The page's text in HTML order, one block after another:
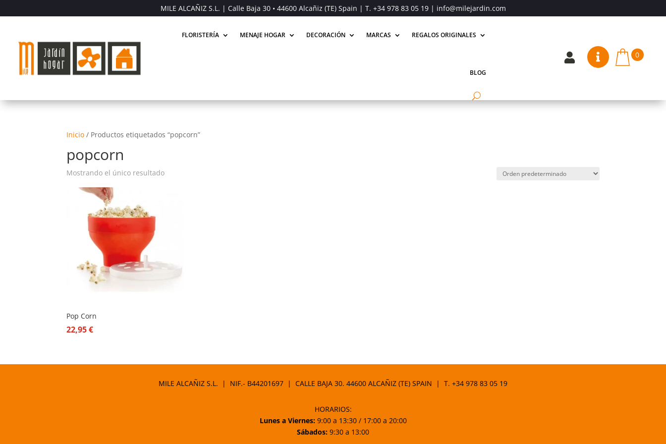
MILE ALCAÑIZ S.L. | Calle Baja 30 • 44600 Alcañiz (TE) Spain | T. +34 978 83 05 19| info@milejardin.com
FLORISTERÍA MENAJE HOGAR DECORACIÓN MARCAS REGALOS ORIGINALES
BLOG
  0
Inicio / Productos etiquetados “popcorn”
popcorn
Mostrando el único resultado
Pop Corn
22,95€
MILE ALCAÑIZ S.L. | NIF.- B44201697 | CALLE BAJA 30. 44600 ALCAÑIZ (TE) SPAIN | T. +34 978 83 05 19
HORARIOS:
Lunes a Viernes:9:00 a 13:30 / 17:00 a 20:00
Sábados: 9:30 a 13:00